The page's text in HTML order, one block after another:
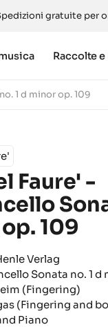
gratuite per
Raccolte e
1 d minor op. 109
Faure' -
109
Verlag
Sonata no. 1 d
(Fingering)
(Fingering and
Piano